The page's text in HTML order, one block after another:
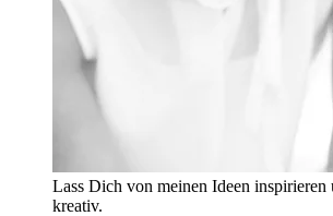
Lass Dich von meinen Ideen inspirieren
kreativ.